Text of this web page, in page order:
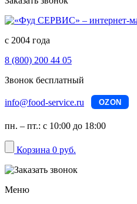
с 2004 года
8 (800) 200 44 05
Звонок бесплатный
info@food-service.ru OZON
пн. – пт.: с 10:00 до 18:00
Корзина 0 руб.
Меню